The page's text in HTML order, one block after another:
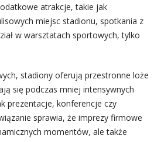
atrakcje, takie jak
miejsc stadionu, spotkania z
w warsztatach sportowych, tylko
stadiony oferują przestronne loże
się podczas mniej intensywnych
prezentacje, konferencje czy
sprawia, że imprezy firmowe
momentów, ale także